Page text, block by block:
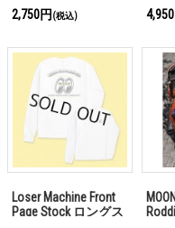
2,750円 (税込)
Loser Machine Front
Page Stock ロングス